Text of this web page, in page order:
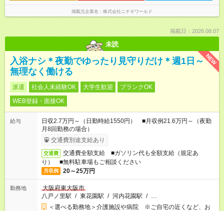
掲載元企業名 株式会社ニチギワールド
掲載日：2026.08.07
未読
NEW
入浴ナシ＊夜勤でゆったり見守りだけ＊週1日～
無理なく働ける
派遣 社会人未経験OK 大学生歓迎
ブランクOK
WEB登録・面接OK
給与
日収2.7万円～（日勤時給1550円） ■月収例21.6万円～（夜勤
月8回勤務の場合）
交通費別途支給あり
交通費
交通費全額支給 ■ガソリン代も全額支給（規定あ
り） ■無料駐車場もご相談ください
月収例 20～25万円
勤務地
大阪府東大阪市
八戸ノ里駅 / 東花園駅 / 河内花園駅 / …
＜選べる勤務地＞介護施設や病院 ※ご自宅の近くなど、お